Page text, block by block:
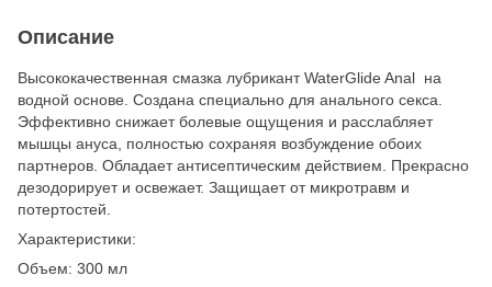
Описание
Высококачественная смазка лубрикант WaterGlide Anal на
водной основе. Создана специально для анального секса.
Эффективно снижает болевые ощущения и расслабляет
мышцы ануса, полностью сохраняя возбуждение обоих
партнеров. Обладает антисептическим действием. Прекрасно
дезодорирует и освежает. Защищает от микротравм и
потертостей.
Характеристики:
Объем: 300 мл